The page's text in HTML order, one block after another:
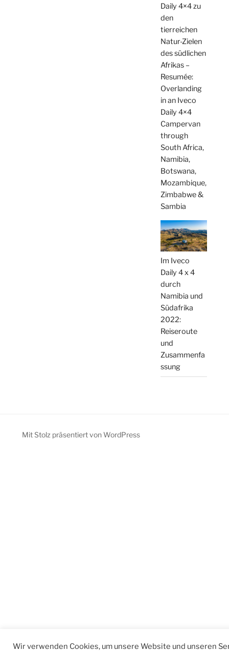
Daily 4×4 zu
den
tierreichen
Natur-Zielen
des südlichen
Afrikas –
Resumée:
Overlanding
in an Iveco
Daily 4×4
Campervan
through
South Africa,
Namibia,
Botswana,
Mozambique,
Zimbabwe &
Sambia
Im Iveco
Daily 4 x 4
durch
Namibia und
Südafrika
2022:
Reiseroute
und
Zusammenfa
ssung
Mit Stolz präsentiert von WordPress
Wir verwenden Cookies, um unsere Website und unseren